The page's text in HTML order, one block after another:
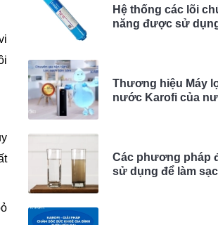
Hệ thống các lõi
năng được sử
Thương hiệu Máy
nước Karofi của
Các phương pháp
sử dụng để làm